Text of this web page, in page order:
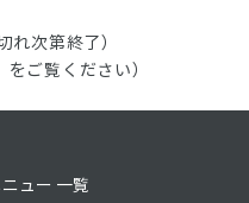
れ次第終了）
ご覧ください）
ニュー 一覧